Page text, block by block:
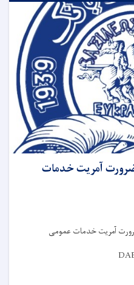
آمریت خدمات
آمریت خدمات عمومی